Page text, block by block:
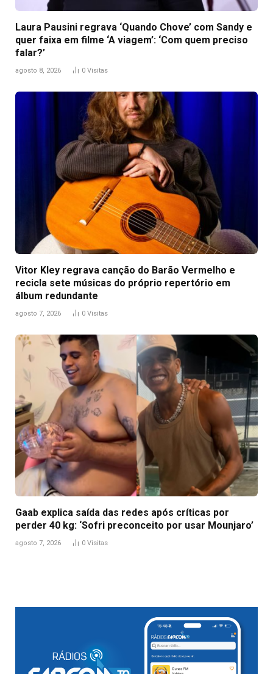
Laura Pausini regrava ‘Quando Chove’ com Sandy e
quer faixa em filme ‘A viagem’: ‘Com quem preciso
falar?’
agosto 8, 2026 0 Visitas
Vitor Kley regrava canção do Barão Vermelho e
recicla sete músicas do próprio repertório em
álbum redundante
agosto 7, 2026 0 Visitas
Gaab explica saída das redes após críticas por
perder 40 kg: ‘Sofri preconceito por usar Mounjaro’
agosto 7, 2026 0 Visitas